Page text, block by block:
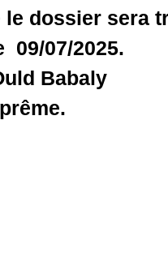
le dossier sera
09/07/2025.
Babaly